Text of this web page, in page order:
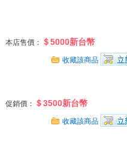
本店售價： ＄5000新台幣
收藏該商品
促銷價： ＄3500新台幣
收藏該商品